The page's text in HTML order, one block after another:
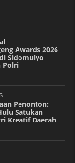
Awards 2026
Sidomulyo
Polri
Penonton:
Satukan
Kreatif Daerah